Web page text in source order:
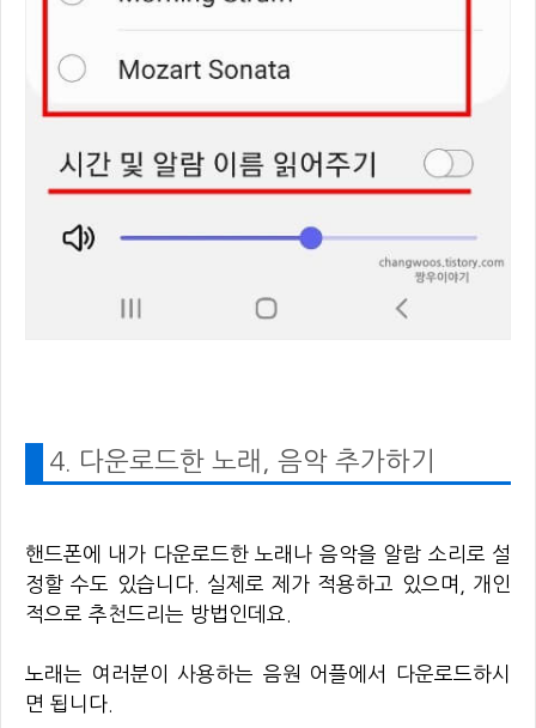
4. 다운로드한 노래, 음악 추가하기
핸드폰에 내가 다운로드한 노래나 음악을 알람 소리로 설
정할 수도 있습니다. 실제로 제가 적용하고 있으며, 개인
적으로 추천드리는 방법인데요.
노래는 여러분이 사용하는 음원 어플에서 다운로드하시
면 됩니다.